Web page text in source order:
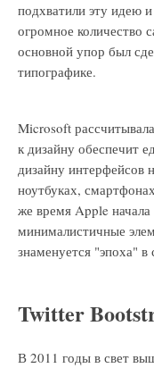
подхватили эту идею
огромное количество
основной упор был
типографике.
Microsoft
к дизайну обеспечит
дизайну интерфейсов
ноутбуках,
же время Apple
минималистичные
знаменуется "эпоха" в
Twitter
В 2011 годы в свет